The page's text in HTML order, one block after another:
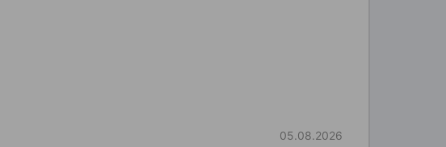
05.08.2026